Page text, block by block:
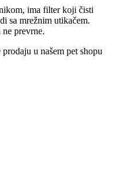
ima filter koji čisti
sa mrežnim utikačem.
ne prevrne.
u našem pet shopu